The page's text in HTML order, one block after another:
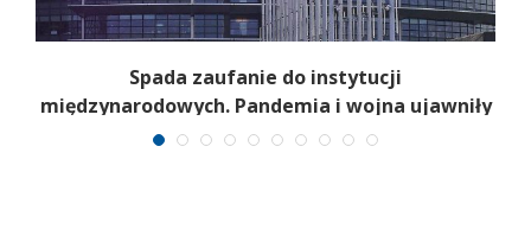
Spada zaufanie do instytucji
międzynarodowych. Pandemia i wojna ujawniły
słabości systemu